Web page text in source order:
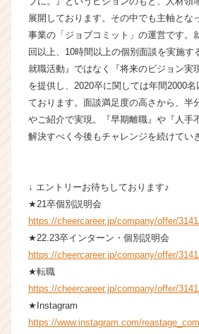
C
r
e
e
r）
展開しております。その中でも主軸とな
事業の「ジョブコミット」の運営です。
回以上、10時間以上の個別面談を実施す
就職活動』ではなく『将来のビジョン実
を提供し、2020卒に関しては年間2000
ております。面談満足度の高さから、半
やご紹介で実現。『早期離職』や『人手
解決すべく今後もチャレンジを続けてい
↓ エントリーお待ちしております♪
★21卒個別説明会
https://cheercareer.jp/company/offer/
★22.23卒インターン・個別説明会
https://cheercareer.jp/company/offer/
★転職
https://cheercareer.jp/company/offer/
★Instagram
https://www.instagram.com/